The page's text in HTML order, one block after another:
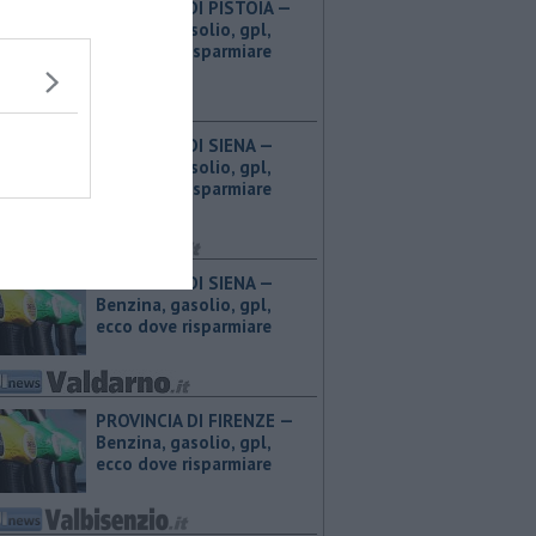
PROVINCIA DI PISTOIA — ​
Benzina, gasolio, gpl,
ecco dove risparmiare
PROVINCIA DI SIENA — ​
Benzina, gasolio, gpl,
ecco dove risparmiare
PROVINCIA DI SIENA — ​
Benzina, gasolio, gpl,
ecco dove risparmiare
PROVINCIA DI FIRENZE — ​
Benzina, gasolio, gpl,
ecco dove risparmiare